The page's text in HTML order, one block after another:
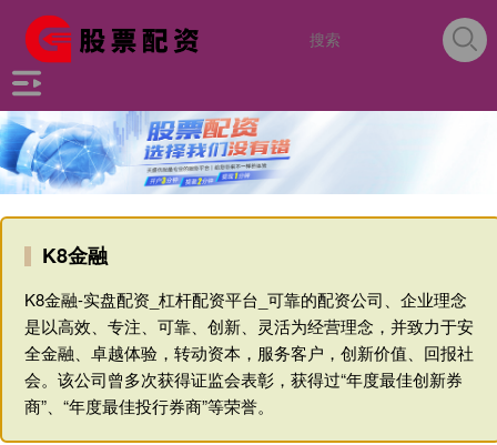
K8金融
K8金融-实盘配资_杠杆配资平台_可靠的配资公司、企业理念
是以高效、专注、可靠、创新、灵活为经营理念，并致力于安
全金融、卓越体验，转动资本，服务客户，创新价值、回报社
会。该公司曾多次获得证监会表彰，获得过“年度最佳创新券
商”、“年度最佳投行券商”等荣誉。